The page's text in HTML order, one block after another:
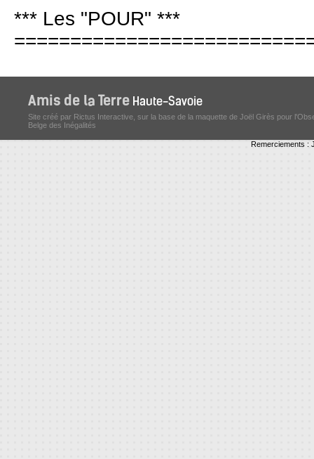
*** Les "POUR" ***
Site créé par Rictus Interactive, sur la base de la maquette de Joël Girès pour
Belge des Inégalités
Remerciements :